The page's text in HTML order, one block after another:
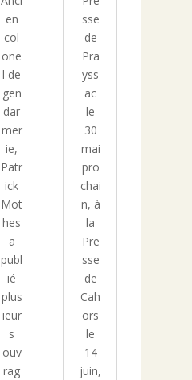
en
col
one
l de
gen
dar
mer
ie,
Patr
ick
Mot
hes
a
publ
ié
plus
ieur
s
ouv
rag
sse
de
Pra
yss
ac
le
30
mai
pro
chai
n, à
la
Pre
sse
de
Cah
ors
le
14
juin,